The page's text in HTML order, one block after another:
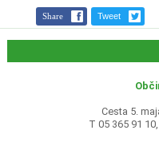
Share Tweet
Cesta 5.
T 05 365 91 10,